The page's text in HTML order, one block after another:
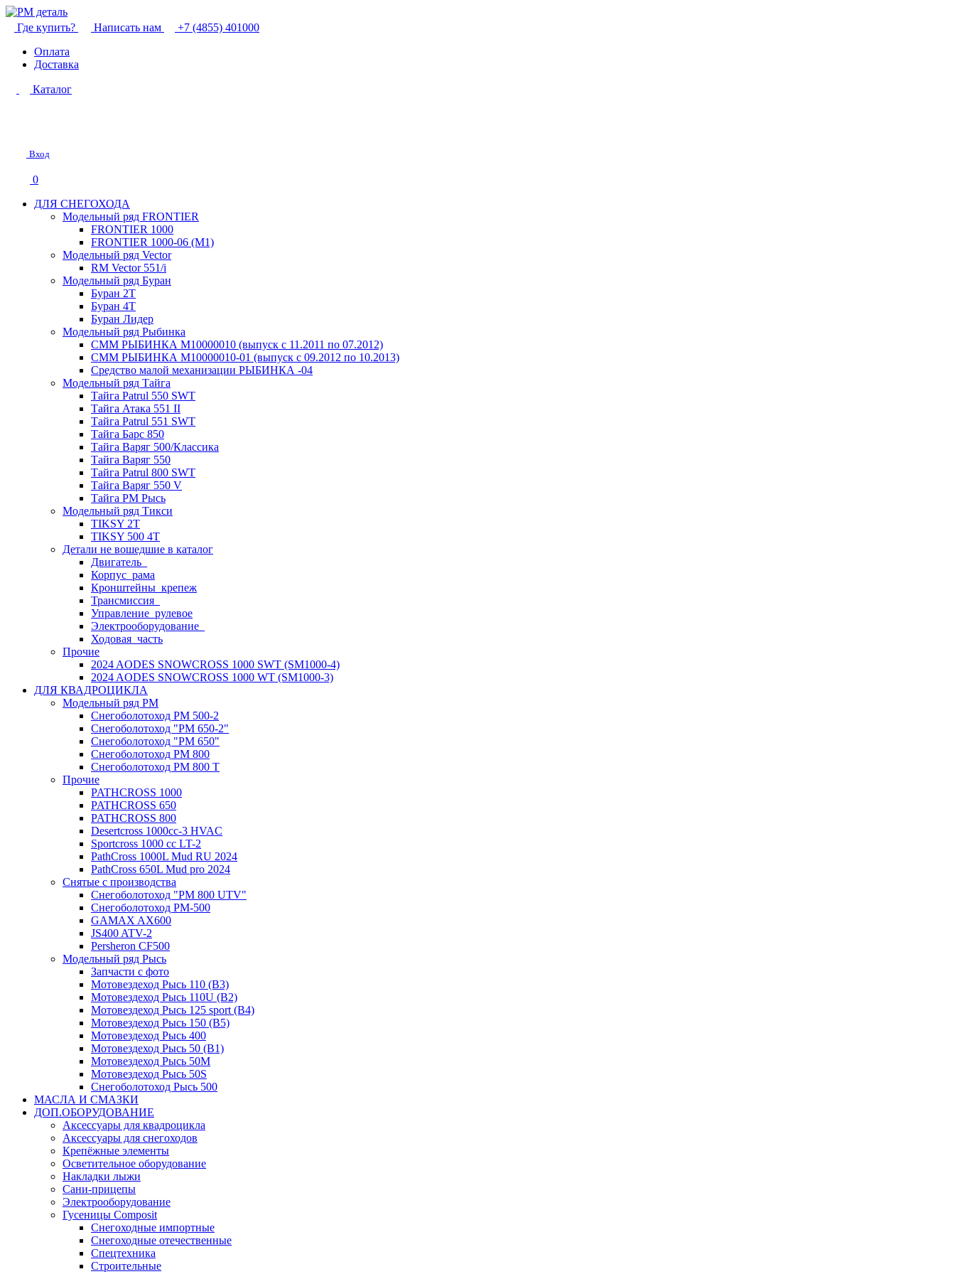
Где купить? Написать нам
+7 (4855) 401000
Оплата
Доставка
Каталог
Вход
0
ДЛЯ СНЕГОХОДА
Модельный ряд FRONTIER
FRONTIER 1000
FRONTIER 1000-06 (М1)
Модельный ряд Vector
RM Vector 551/i
Модельный ряд Буран
Буран 2Т
Буран 4Т
Буран Лидер
Модельный ряд Рыбинка
СММ РЫБИНКА M10000010 (выпуск с 11.2011 по 07.2012)
СММ РЫБИНКА M10000010-01 (выпуск с 09.2012 по 10.2013)
Средство малой механизации РЫБИНКА -04
Модельный ряд Тайга
Тайга Patrul 550 SWT
Тайга Атака 551 II
Тайга Patrul 551 SWT
Тайга Барс 850
Тайга Варяг 500/Классика
Тайга Варяг 550
Тайга Patrul 800 SWT
Тайга Варяг 550 V
Тайга РМ Рысь
Модельный ряд Тикси
TIKSY 2T
TIKSY 500 4T
Детали не вошедшие в каталог
Двигатель_
Корпус_рама
Кронштейны_крепеж
Трансмиссия_
Управление_рулевое
Электрооборудование_
Ходовая_часть
Прочие
2024 AODES SNOWCROSS 1000 SWT (SM1000-4)
2024 AODES SNOWCROSS 1000 WT (SM1000-3)
ДЛЯ КВАДРОЦИКЛА
Модельный ряд РМ
Снегоболотоход РМ 500-2
Снегоболотоход "РМ 650-2"
Снегоболотоход "РМ 650"
Снегоболотоход РМ 800
Снегоболотоход РМ 800 Т
Прочие
PATHCROSS 1000
PATHCROSS 650
PATHCROSS 800
Desertcross 1000cc-3 HVAC
Sportcross 1000 cc LT-2
PathCross 1000L Mud RU 2024
PathCross 650L Mud pro 2024
Снятые с производства
Снегоболотоход "РМ 800 UTV"
Снегоболотоход РМ-500
GAMAX AX600
JS400 ATV-2
Persheron CF500
Модельный ряд Рысь
Запчасти с фото
Мотовездеход Рысь 110 (B3)
Мотовездеход Рысь 110U (B2)
Мотовездеход Рысь 125 sport (B4)
Мотовездеход Рысь 150 (B5)
Мотовездеход Рысь 400
Мотовездеход Рысь 50 (B1)
Мотовездеход Рысь 50M
Мотовездеход Рысь 50S
Снегоболотоход Рысь 500
МАСЛА И СМАЗКИ
ДОП.ОБОРУДОВАНИЕ
Аксессуары для квадроцикла
Аксессуары для снегоходов
Крепёжные элементы
Осветительное оборудование
Накладки лыжи
Сани-прицепы
Электрооборудование
Гусеницы Composit
Снегоходные импортные
Снегоходные отечественные
Спецтехника
Строительные